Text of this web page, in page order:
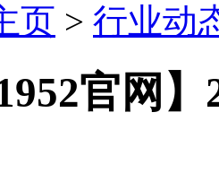
页 > 行业动
官网